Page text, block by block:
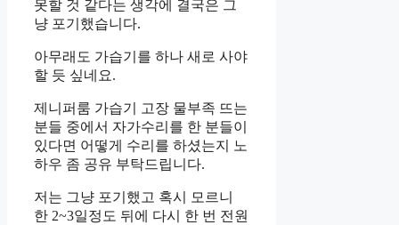
못할 것 같다는 생각에 결국은 그
냥 포기했습니다.
아무래도 가습기를 하나 새로 사야
할 듯 싶네요.
제니퍼룸 가습기 고장 물부족 뜨는
분들 중에서 자가수리를 한 분들이
있다면 어떻게 수리를 하셨는지 노
하우 좀 공유 부탁드립니다.
저는 그냥 포기했고 혹시 모르니
한 2~3일정도 뒤에 다시 한 번 전원